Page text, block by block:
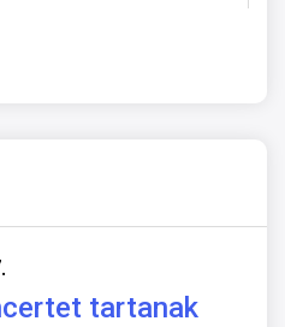
tartanak